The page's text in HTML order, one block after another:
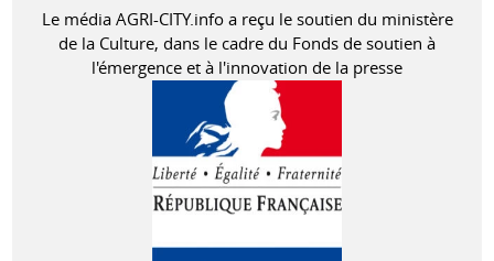
Le média AGRI-CITY.info a reçu le soutien du ministère
de la Culture, dans le cadre du Fonds de soutien à
l'émergence et à l'innovation de la presse